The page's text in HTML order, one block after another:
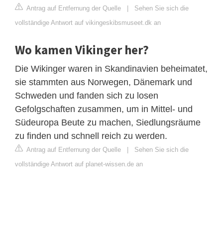
Antrag auf Entfernung der Quelle | Sehen Sie sich die
vollständige Antwort auf vikingeskibsmuseet.dk an
Wo kamen Vikinger her?
Die Wikinger waren in Skandinavien beheimatet,
sie stammten aus Norwegen, Dänemark und
Schweden und fanden sich zu losen
Gefolgschaften zusammen, um in Mittel- und
Südeuropa Beute zu machen, Siedlungsräume
zu finden und schnell reich zu werden.
Antrag auf Entfernung der Quelle | Sehen Sie sich die
vollständige Antwort auf planet-wissen.de an